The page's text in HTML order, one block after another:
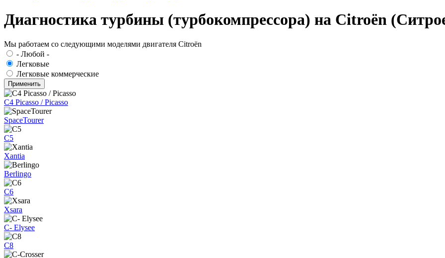
Диагностика турбины (турбокомпрессора) на Citroën
Мы работаем со следующими моделями двигателя Citroën
- Любой -
Легковые
Легковые коммерческие
C4 Picasso / Picasso
SpaceTourer
C5
Xantia
Berlingo
C6
Xsara
C- Elysee
C8